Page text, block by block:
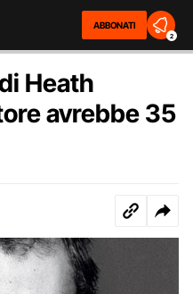
ABBONATI
2
Heath
avrebbe 35